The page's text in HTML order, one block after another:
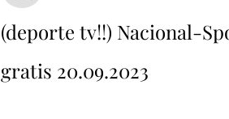
(deporte tv!!) Nacional-
gratis 20.09.2023